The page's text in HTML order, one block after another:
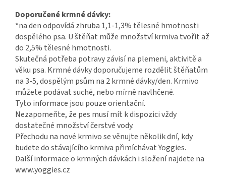
Doporučené krmné dávky:
*na den odpovídá zhruba 1,1-1,3% tělesné hmotnosti
dospělého psa. U štěňat může množství krmiva tvořit až
do 2,5% tělesné hmotnosti.
Skutečná potřeba potravy závisí na plemeni, aktivitě a
věku psa. Krmné dávky doporučujeme rozdělit štěňatům
na 3-5, dospělým psům na 2 krmné dávky/den. Krmivo
můžete podávat suché, nebo mírně navlhčené.
Tyto informace jsou pouze orientační.
Nezapomeňte, že pes musí mít k dispozici vždy
dostatečné množství čerstvé vody.
Přechodu na nové krmivo se věnujte několik dní, kdy
budete do stávajícího krmiva přimíchávat Yoggies.
Další informace o krmných dávkách i složení najdete na
www.yoggies.cz